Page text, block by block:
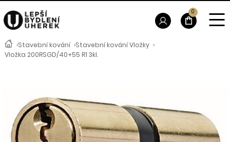
›Stavební kování ›Stavební kování Vložky ›
Vložka 200RSGD/40+55 R1 3kl.
0